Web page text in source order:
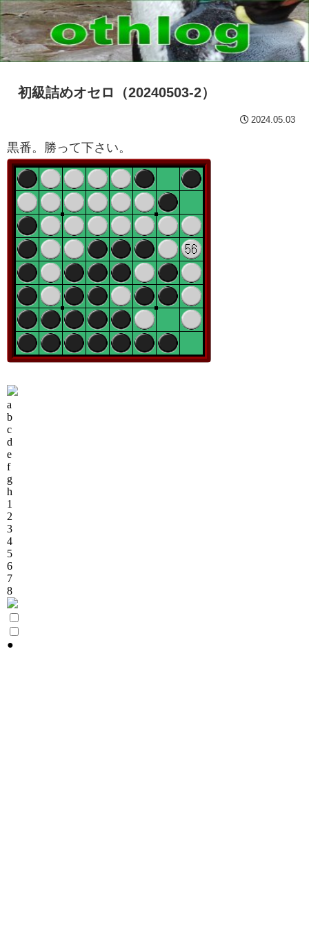
初級詰めオセロ（20240503-2）
2024.05.03
黒番。勝って下さい。